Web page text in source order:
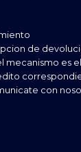
de
es
con